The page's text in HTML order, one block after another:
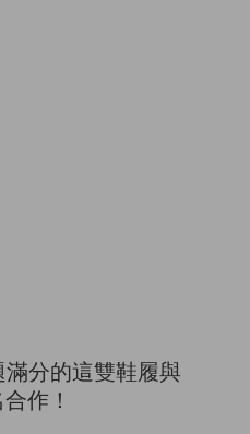
分的這雙鞋履與
作！